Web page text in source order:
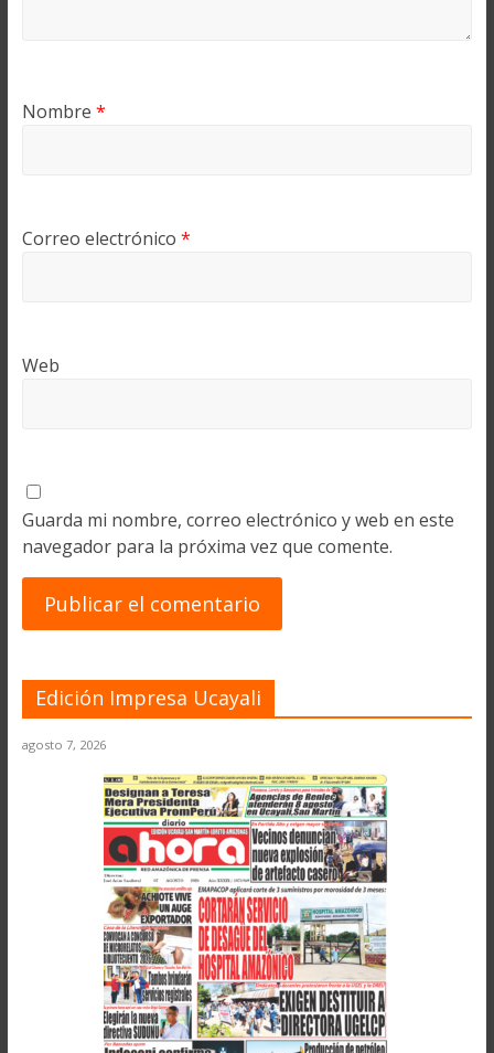
Nombre *
Correo electrónico *
Web
Guarda mi nombre, correo electrónico y web en este
navegador para la próxima vez que comente.
Edición Impresa Ucayali
agosto 7, 2026